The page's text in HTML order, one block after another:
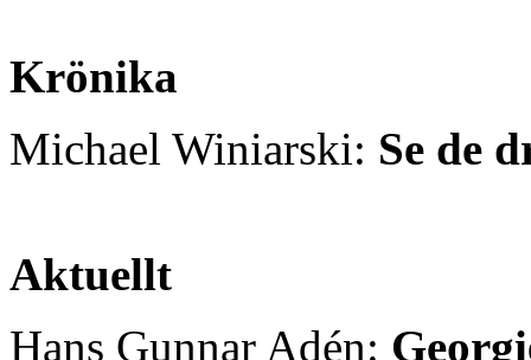
Krönika
Michael Winiarski: Se de
Aktuellt
Hans Gunnar Adén: